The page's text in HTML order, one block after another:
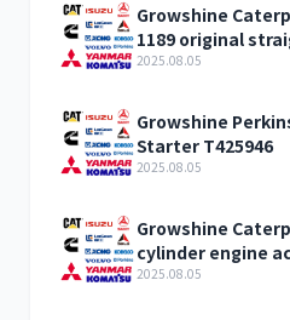
Growshine
1189 original
2025.08.05
Growshine
Starter T425946
2025.08.05
Growshine
cylinder engine
inquiry
2025.08.05